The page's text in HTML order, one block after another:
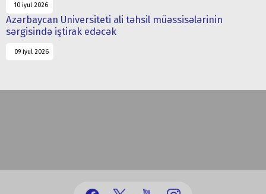
10 iyul 2026
Azərbaycan Universiteti ali təhsil müəssisələrinin
sərgisində iştirak edəcək
09 iyul 2026